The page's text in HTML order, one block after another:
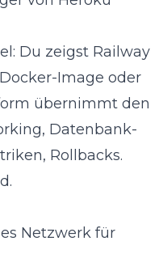
Du zeigst Railway
Image oder
übernimmt den
Datenbank-
Rollbacks.
Netzwerk für